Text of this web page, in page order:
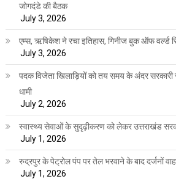
जोगदंडे की बैठक
July 3, 2026
एम्स, ऋषिकेश ने रचा इतिहास, गिनीज बुक ऑफ वर्ल्ड
July 3, 2026
पदक विजेता खिलाड़ियों को तय समय के अंदर सरकारी
धामी
July 2, 2026
स्वास्थ्य सेवाओं के सुदृढ़ीकरण को लेकर उत्तराखंड
July 1, 2026
रुद्रपुर के पेट्रोल पंप पर तेल भरवाने के बाद दर्जनों
July 1, 2026